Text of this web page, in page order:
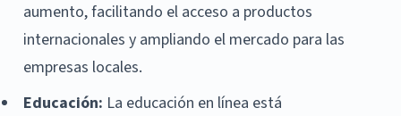
aumento, facilitando el acceso a productos
internacionales y ampliando el mercado para las
empresas locales.
Educación: La educación en línea está